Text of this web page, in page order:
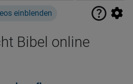
einblenden
Bibel online